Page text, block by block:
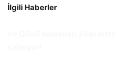
İlgili Haberler